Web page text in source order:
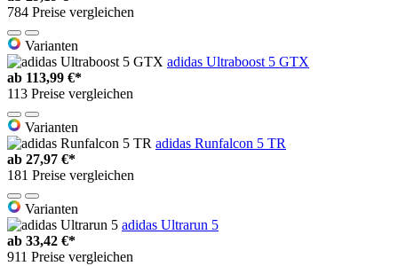
784 Preise vergleichen
Varianten
adidas Ultraboost 5 GTX
ab 113,99 €*
113 Preise vergleichen
Varianten
adidas Runfalcon 5 TR
ab 27,97 €*
181 Preise vergleichen
Varianten
adidas Ultrarun 5
ab 33,42 €*
911 Preise vergleichen